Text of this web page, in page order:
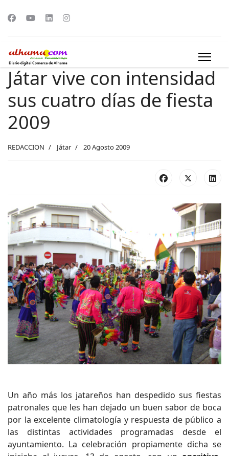
Játar vive con intensidad
sus cuatro días de fiesta
2009
REDACCION Játar 20 Agosto 2009
Un año más los jatareños han despedido sus fiestas
patronales que les han dejado un buen sabor de boca
por la excelente climatología y respuesta de público a
las distintas actividades programadas desde el
ayuntamiento. La celebración propiamente dicha se